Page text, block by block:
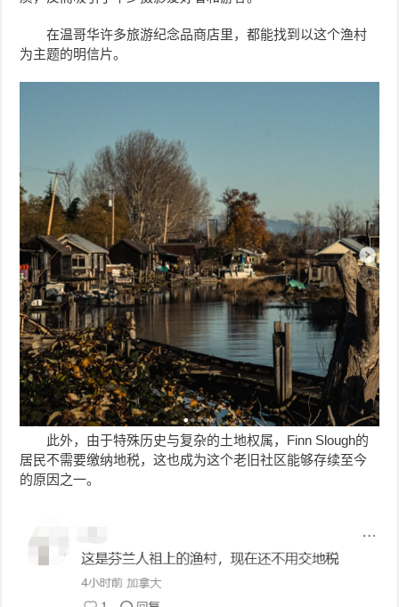
在温哥华许多旅游纪念品商店里，都能找到以这个渔村
为主题的明信片。
此外，由于特殊历史与复杂的土地权属，Finn Slough的
居民不需要缴纳地税，这也成为这个老旧社区能够存续至今
的原因之一。